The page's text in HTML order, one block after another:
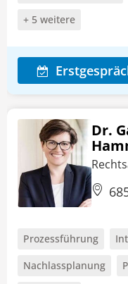
+ 5 weitere
Dr.
Prozessführung
Nachlassplanung